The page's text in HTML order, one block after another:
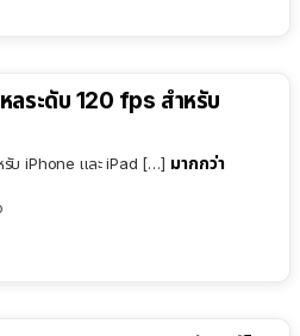
ลระดับ 120 fps สำหรับ
หรับ iPhone และ iPad […] มากกว่า